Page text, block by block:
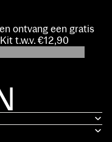
ontvang een gratis
t.w.v. €12,90